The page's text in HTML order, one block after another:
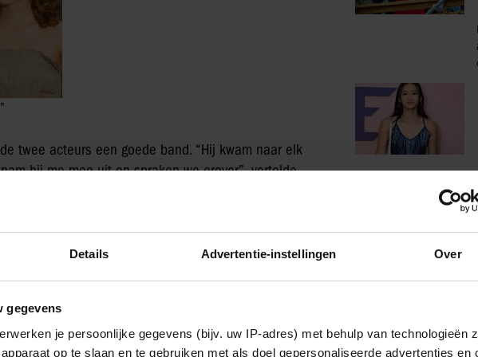
Details Advertentie-instellingen Over
gegevens
je persoonlijke gegevens (bijv. uw IP-adres) met behulp van technologieën
op te slaan en te gebruiken met als doel gepersonaliseerde advertenties en
twee acteurs een goede band. “Hij kwam naar elk
hij me mee uit en spraken we erover”, vertelde